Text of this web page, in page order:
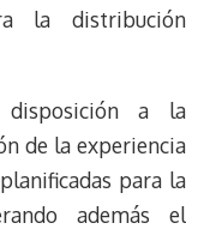
la distribución
disposición a la
de la experiencia
para la
además el